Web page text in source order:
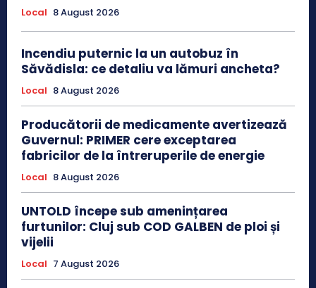
Local 8 August 2026
Incendiu puternic la un autobuz în
Săvădisla: ce detaliu va lămuri ancheta?
Local 8 August 2026
Producătorii de medicamente avertizează
Guvernul: PRIMER cere exceptarea
fabricilor de la întreruperile de energie
Local 8 August 2026
UNTOLD începe sub amenințarea
furtunilor: Cluj sub COD GALBEN de ploi și
vijelii
Local 7 August 2026